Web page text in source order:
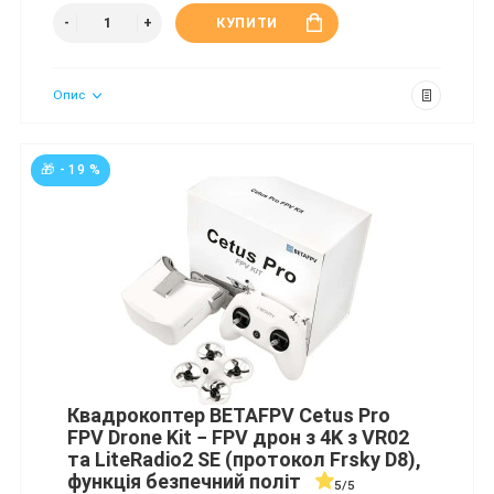
КУПИТИ
Опис
🎁 - 19 %
Квадрокоптер BETAFPV Cetus Pro
FPV Drone Kit − FPV дрон з 4K з VR02
та LiteRadio2 SE (протокол Frsky D8),
функція безпечний політ
5/5